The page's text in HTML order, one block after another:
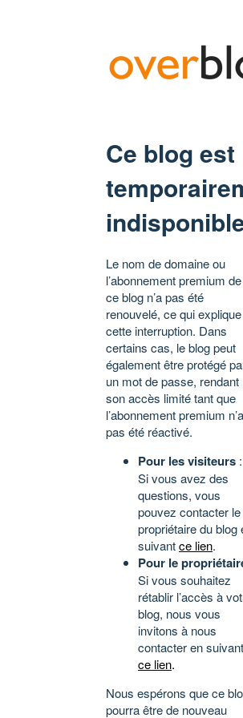
Ce blog est
Le nom de domaine ou
l’abonnement premium de
ce blog n’a pas été
renouvelé, ce qui explique
cette interruption. Dans
certains cas, le blog peut
également être protégé
un mot de passe, rendant
son accès limité tant que
l’abonnement premium n’a
pas été réactivé.
Pour les visiteurs :
Si vous avez des
questions, vous
pouvez contacter le
propriétaire du blog
suivantce lien.
Pour le
Si vous souhaitez
rétablir l’accès à
blog, nous vous
invitons à nous
contacter en suivant
ce lien.
Nous espérons que ce
pourra être de nouveau